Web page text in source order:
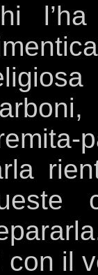
con il